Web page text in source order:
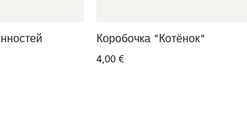
Коробочка "Котёнок"
4,00 €